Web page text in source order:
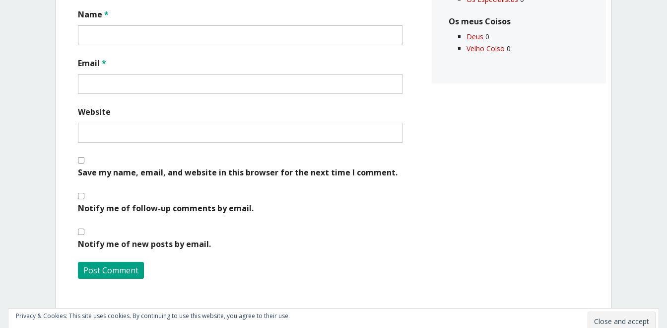
Name *
Email *
Website
Save my name, email, and website in this browser for the next time I comment.
Notify me of follow-up comments by email.
Notify me of new posts by email.
l
t
Os meus Coisos
Deus 0
Velho Coiso 0
Privacy & Cookies: This site uses cookies. By continuing to use this website, you agree to their use.